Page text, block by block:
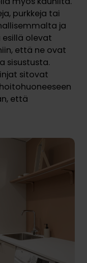
purkkeja tai
ja
olevat
että ne ovat
sisustusta.
sitovat
että